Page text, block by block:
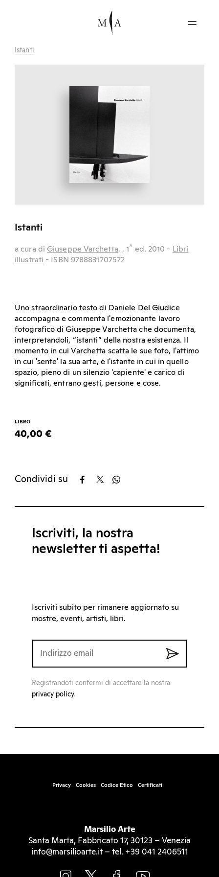
Istanti
Istanti
a cura di Giuseppe Varchetta, , 1^ ed. 2010 - Libri
illustrati - ISBN 9788831707572
Uno straordinario testo di Daniele Del Giudice
accompagna e commenta l'emozionante lavoro
fotografico di Giuseppe Varchetta che documenta,
interpretandoli, “istanti” della nostra esistenza. Il
momento in cui Varchetta scatta le sue foto, l'attimo
in cui 'sente' la sua arte, è l'istante in cui in quello
spazio, pieno di un silenzio 'capiente' e carico di
significati, entrano gesti, persone e cose.
LIBRO
40,00 €
Condividi su
Iscriviti, la nostra
newsletter ti aspetta!
Iscriviti subito per rimanere aggiornato su
mostre, eventi, artisti, libri.
Registrandoti confermi di accettare la nostra
privacy policy.
Privacy Cookies Codice Etico Certificati
Marsilio Arte
Santa Marta, Fabbricato 17, 30123 – Venezia
info@marsilioarte.it – tel. +39 041 2406511